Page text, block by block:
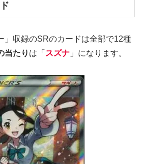
」収録のSRのカードは全部で12種
当たり は「 スズナ 」になります。